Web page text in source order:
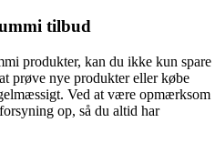
tilbud
produkter, kan du ikke kun spare
prøve nye produkter eller købe
Ved at være opmærksom
op, så du altid har